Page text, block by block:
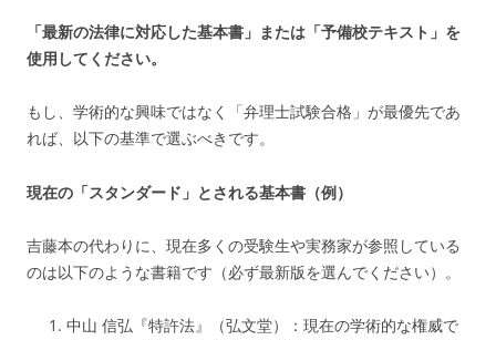
「最新の法律に対応した基本書」または「予備校テキスト」を
使用してください。
もし、学術的な興味ではなく「弁理士試験合格」が最優先であ
れば、以下の基準で選ぶべきです。
現在の「スタンダード」とされる基本書（例）
吉藤本の代わりに、現在多くの受験生や実務家が参照している
のは以下のような書籍です（必ず最新版を選んでください）。
中山 信弘『特許法』（弘文堂）：現在の学術的な権威で